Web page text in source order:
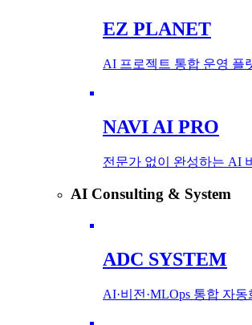
EZ PLANET
AI 프로젝트 통합 운영 플
NAVI AI PRO
전문가 없이 완성하는 AI
AI Consulting & System
ADC SYSTEM
AI·비전·MLOps 통합 자